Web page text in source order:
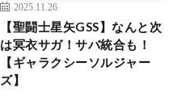
2025.11.26
【聖闘士星矢GSS】なんと次
は冥衣サガ！サバ統合も！
【ギャラクシーソルジャー
ズ】